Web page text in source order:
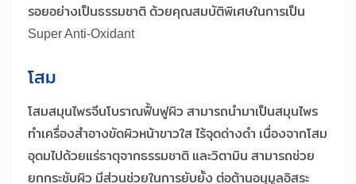
รอยอย่างเป็นธรรมชาติ ด้วยคุณสมบัติพิเศษในการเป็น
Super Anti-Oxidant
โสม
โสมสมุนไพรจีนโบราณฟื้นฟูผิว สามารถนำมาเป็นสมุนไพร
ทำเครื่องสำอางขัดผิวหน้าขาวใส ไร้จุดด่างดำ เนื่องจากโสม
อุดมไปด้วยแร่ธาตุจากธรรมชาติ และวิตามิน สามารถช่วย
ยกกระชับผิว มีส่วนช่วยในการยับยั้ง ต่อต้านอนุมูลอิสระ